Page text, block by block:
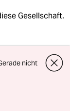
Gesellschaft.
hasst denn
zu den
nicht